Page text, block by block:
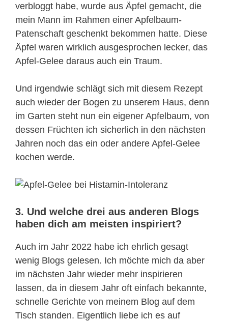
verbloggt habe, wurde aus Äpfel gemacht, die
mein Mann im Rahmen einer Apfelbaum-
Patenschaft geschenkt bekommen hatte. Diese
Äpfel waren wirklich ausgesprochen lecker, das
Apfel-Gelee daraus auch ein Traum.
Und irgendwie schlägt sich mit diesem Rezept
auch wieder der Bogen zu unserem Haus, denn
im Garten steht nun ein eigener Apfelbaum, von
dessen Früchten ich sicherlich in den nächsten
Jahren noch das ein oder andere Apfel-Gelee
kochen werde.
3. Und welche drei aus anderen Blogs
haben dich am meisten inspiriert?
Auch im Jahr 2022 habe ich ehrlich gesagt
wenig Blogs gelesen. Ich möchte mich da aber
im nächsten Jahr wieder mehr inspirieren
lassen, da in diesem Jahr oft einfach bekannte,
schnelle Gerichte von meinem Blog auf dem
Tisch standen. Eigentlich liebe ich es auf